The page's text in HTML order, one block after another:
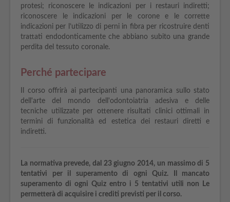
protesi; riconoscere le indicazioni per i restauri indiretti;
riconoscere le indicazioni per le corone e le corrette
indicazioni per l’utilizzo di perni in fibra per ricostruire denti
trattati endodonticamente che abbiano subito una grande
perdita del tessuto coronale.
Perché partecipare
Il corso offrirà ai partecipanti una panoramica sullo stato
dell'arte del mondo dell'odontoiatria adesiva e delle
tecniche utilizzate per ottenere risultati clinici ottimali in
termini di funzionalità ed estetica dei restauri diretti e
indiretti.
La normativa prevede, dal 23 giugno 2014, un massimo di 5
tentativi per il superamento di ogni Quiz. Il mancato
superamento di ogni Quiz entro i 5 tentativi utili non Le
permetterà di acquisire i crediti previsti per il corso.